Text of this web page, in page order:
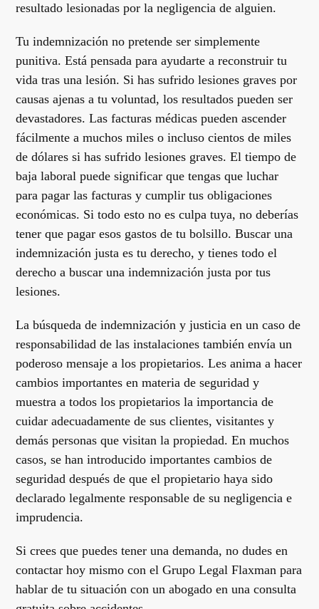
resultado lesionadas por la negligencia de alguien.
Tu indemnización no pretende ser simplemente
punitiva. Está pensada para ayudarte a reconstruir tu
vida tras una lesión. Si has sufrido lesiones graves por
causas ajenas a tu voluntad, los resultados pueden ser
devastadores. Las facturas médicas pueden ascender
fácilmente a muchos miles o incluso cientos de miles
de dólares si has sufrido lesiones graves. El tiempo de
baja laboral puede significar que tengas que luchar
para pagar las facturas y cumplir tus obligaciones
económicas. Si todo esto no es culpa tuya, no deberías
tener que pagar esos gastos de tu bolsillo. Buscar una
indemnización justa es tu derecho, y tienes todo el
derecho a buscar una indemnización justa por tus
lesiones.
La búsqueda de indemnización y justicia en un caso de
responsabilidad de las instalaciones también envía un
poderoso mensaje a los propietarios. Les anima a hacer
cambios importantes en materia de seguridad y
muestra a todos los propietarios la importancia de
cuidar adecuadamente de sus clientes, visitantes y
demás personas que visitan la propiedad. En muchos
casos, se han introducido importantes cambios de
seguridad después de que el propietario haya sido
declarado legalmente responsable de su negligencia e
imprudencia.
Si crees que puedes tener una demanda, no dudes en
contactar hoy mismo con el Grupo Legal Flaxman para
hablar de tu situación con un abogado en una consulta